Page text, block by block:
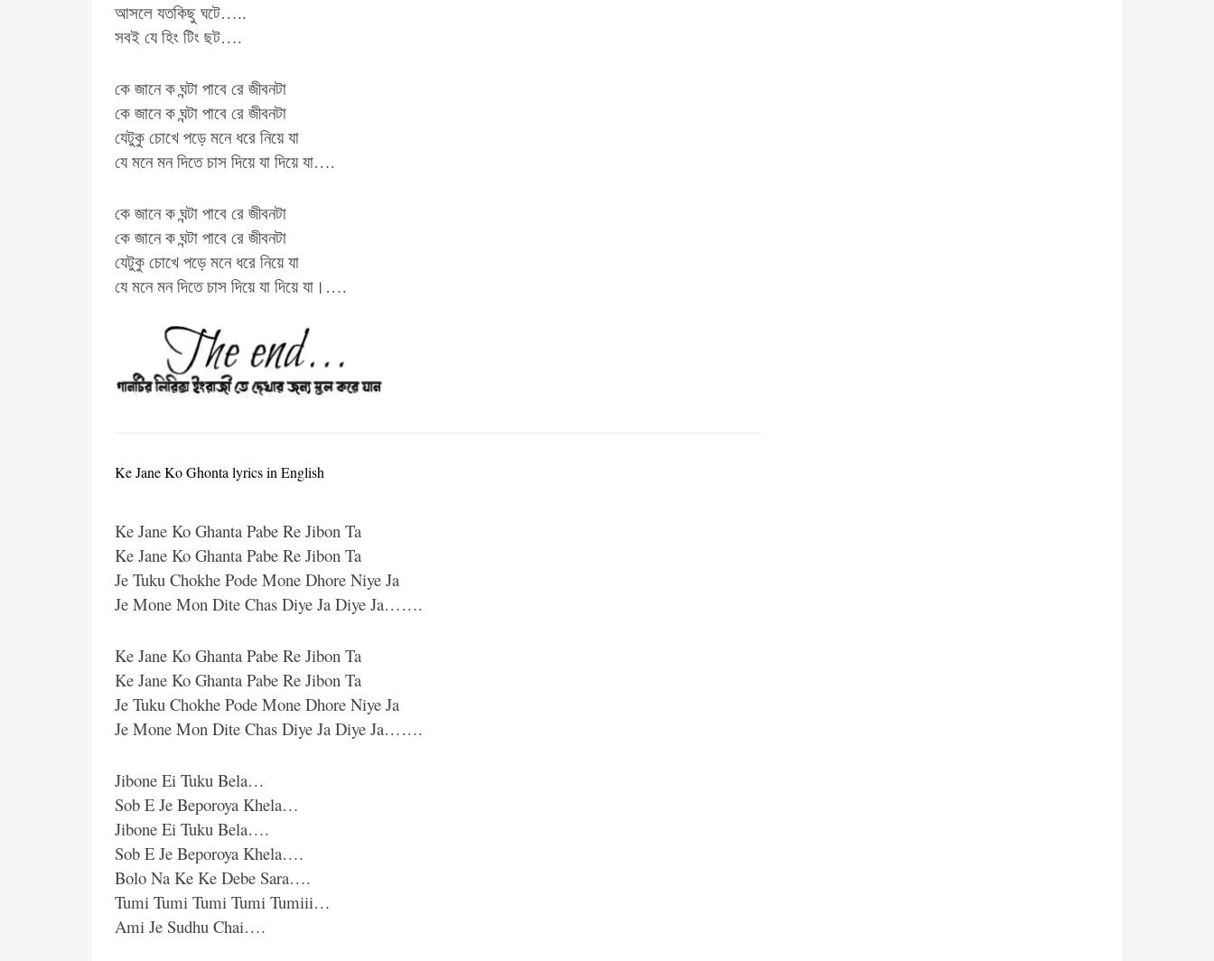
আসলে যতকিছু ঘটে…..
সবই যে হিং টিং ছট….
কে জানে ক ঘন্টা পাবে রে জীবনটা
কে জানে ক ঘন্টা পাবে রে জীবনটা
যেটুকু চোখে পড়ে মনে ধরে নিয়ে যা
যে মনে মন​ দিতে চাস দিয়ে যা দিয়ে যা….
কে জানে ক ঘন্টা পাবে রে জীবনটা
কে জানে ক ঘন্টা পাবে রে জীবনটা
যেটুকু চোখে পড়ে মনে ধরে নিয়ে যা
যে মনে মন​ দিতে চাস দিয়ে যা দিয়ে যা।….
Ke Jane Ko Ghonta lyrics in English
Ke Jane Ko Ghanta Pabe Re Jibon Ta
Ke Jane Ko Ghanta Pabe Re Jibon Ta
Je Tuku Chokhe Pode Mone Dhore Niye Ja
Je Mone Mon Dite Chas Diye Ja Diye Ja…….
Ke Jane Ko Ghanta Pabe Re Jibon Ta
Ke Jane Ko Ghanta Pabe Re Jibon Ta
Je Tuku Chokhe Pode Mone Dhore Niye Ja
Je Mone Mon Dite Chas Diye Ja Diye Ja…….
Jibone Ei Tuku Bela…
Sob E Je Beporoya Khela…
Jibone Ei Tuku Bela….
Sob E Je Beporoya Khela….
Bolo Na Ke Ke Debe Sara….
Tumi Tumi Tumi Tumi Tumiii…
Ami Je Sudhu Chai….